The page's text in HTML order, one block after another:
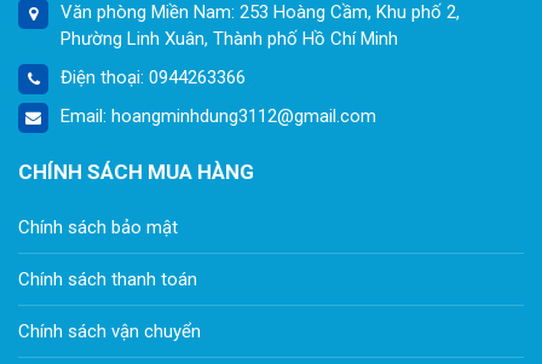
Văn phòng Miền Nam: 253 Hoàng Cầm, Khu phố 2,
Phường Linh Xuân, Thành phố Hồ Chí Minh
Điện thoại: 0944263366
Email: hoangminhdung3112@gmail.com
CHÍNH SÁCH MUA HÀNG
Chính sách bảo mật
Chính sách thanh toán
Chính sách vận chuyển